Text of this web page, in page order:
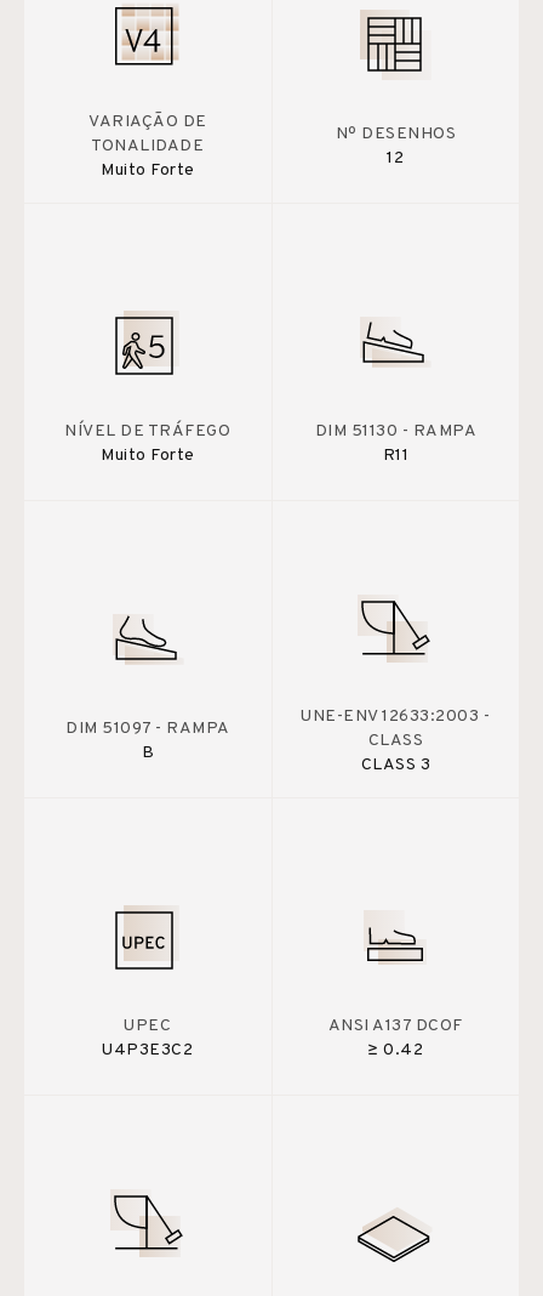
VARIAÇÃO DE
TONALIDADE
Muito Forte
Nº DESENHOS
12
NÍVEL DE TRÁFEGO
Muito Forte
DIM 51130 - RAMPA
R11
DIM 51097 - RAMPA
B
UNE-ENV 12633:2003 -
CLASS
CLASS 3
UPEC
U4P3E3C2
ANSI A137 DCOF
≥ 0.42